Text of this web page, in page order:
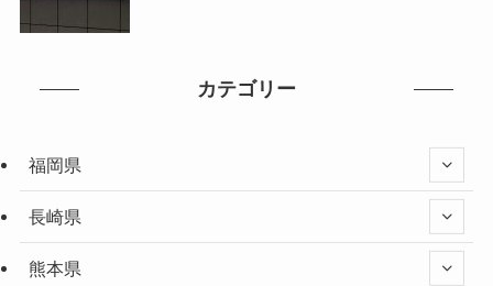
カテゴリー
福岡県
長崎県
熊本県